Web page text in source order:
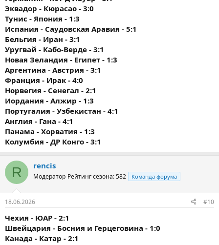
Эквадор - Кюрасао - 3:0
Тунис - Япония - 1:3
Испания - Саудовская Аравия - 5:1
Бельгия - Иран - 3:1
Уругвай - Кабо-Верде - 3:1
Новая Зеландия - Египет - 1:3
Аргентина - Австрия - 3:1
Франция - Ирак - 4:0
Норвегия - Сенегал - 2:1
Иордания - Алжир - 1:3
Португалия - Узбекистан - 4:1
Англия - Гана - 4:1
Панама - Хорватия - 1:3
Колумбия - ДР Конго - 3:1
R rencis
Модератор Рейтинг сезона: 582 Команда форума
18.06.2026 #10
Чехия - ЮАР - 2:1
Швейцария - Босния и Герцеговина - 1:0
Канада - Катар - 2:1